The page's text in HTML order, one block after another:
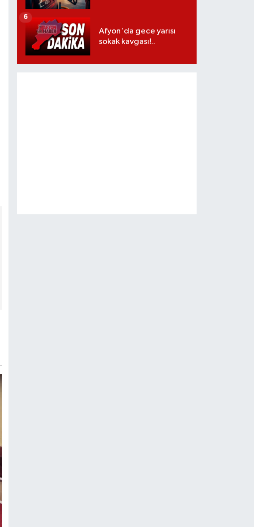
Afyon'da gece yarısı
sokak kavgası!..
6